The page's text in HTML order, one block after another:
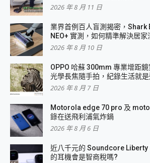
2026 年 8 月 11 日
業界首例百人盲測揭密，Shark
NEO+ 實測，如何精準解決居家
2026 年 8 月 10 日
OPPO 哈蘇 300mm 專業增距
光學長焦隨手拍，紀錄生活就
2026 年 8 月 7 日
Motorola edge 70 pro 及
錄在送飛利浦氣炸鍋
2026 年 8 月 6 日
近八千元的 Soundcore Liberty
的耳機會是智商稅嗎?